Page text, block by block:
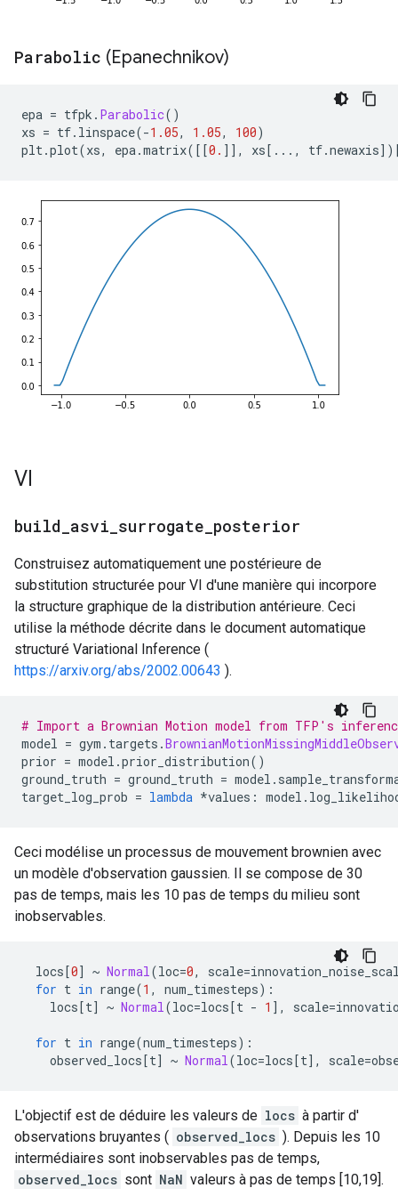
Parabolic (Epanechnikov)
epa = tfpk . Parabolic()
xs = tf. linspace(-1.05, 1.05, 100)
plt.plot(xs, epa.matrix([[0. ]], xs [..., tf.newaxis
VI
build asvi surrogate posterior
Construisez automatiquement une postérieure de
substitution structurée pour VI d'une manière qui incorpore
la structure graphique de la distribution antérieure. Ceci
utilise la méthode décrite dans le document automatique
structuré Variational Inference (
https://arxiv.org/abs/2002.00643 ).
# Import a Brownian Motion model from TFP's
model = gym . targets .
prior = model .prior_distribution()
ground_truth = ground_truth = model .
target_log_prob = lambda *values : model .
Ceci modélise un processus de mouvement brownien avec
un modèle d'observation gaussien. Il se compose de 30
pas de temps, mais les 10 pas de temps du milieu sont
inobservables.
locs [0] ~ Normal(loc=0, scale=
for t in range(1 , num_timesteps):
locs [t] ~ Normal(loc=locs [t - 1 ], scale=
for t in range(num_timesteps):
observed_locs [t] ~ Normal(loc=locs [t], scale=
L'objectif est de déduire les valeurs de locs à partir d'
observations bruyantes ( observed_locs ). Depuis les 10
intermédiaires sont inobservables pas de temps,
observed_locs sont NaN valeurs à pas de temps [10,19].